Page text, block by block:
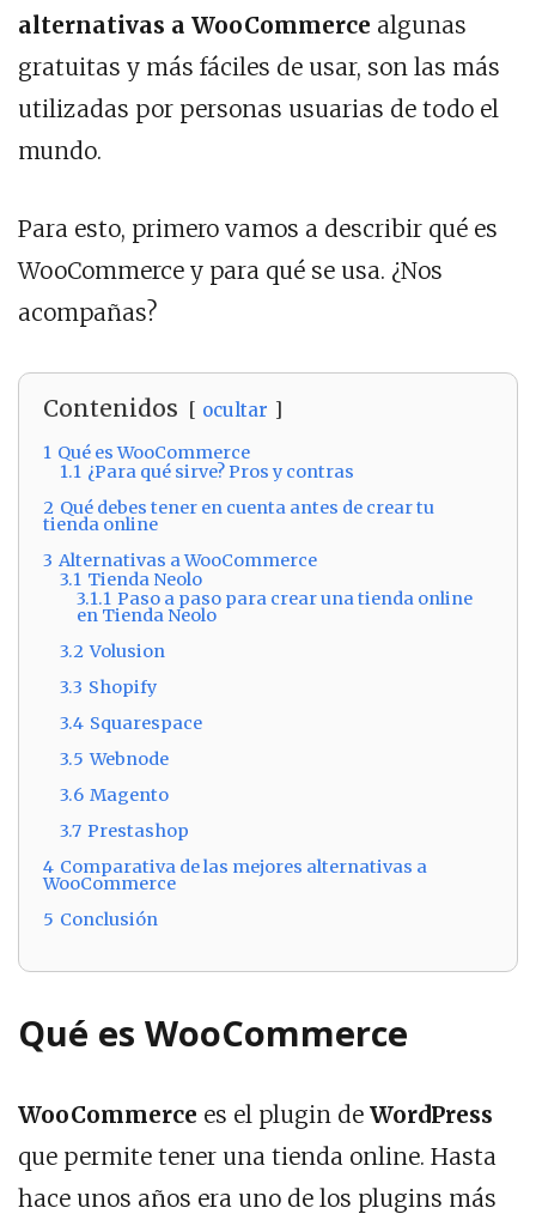
alternativas a WooCommerce algunas
gratuitas y más fáciles de usar, son las más
utilizadas por personas usuarias de todo el
mundo.
Para esto, primero vamos a describir qué es
WooCommerce y para qué se usa. ¿Nos
acompañas?
Contenidos ocultar
1 Qué es WooCommerce
1.1 ¿Para qué sirve? Pros y contras
2 Qué debes tener en cuenta antes de crear tu
tienda online
3 Alternativas a WooCommerce
3.1 Tienda Neolo
3.1.1 Paso a paso para crear una tienda online
en Tienda Neolo
3.2 Volusion
3.3 Shopify
3.4 Squarespace
3.5 Webnode
3.6 Magento
3.7 Prestashop
4 Comparativa de las mejores alternativas a
WooCommerce
5 Conclusión
Qué es WooCommerce
WooCommerce es el plugin de WordPress
que permite tener una tienda online. Hasta
hace unos años era uno de los plugins más